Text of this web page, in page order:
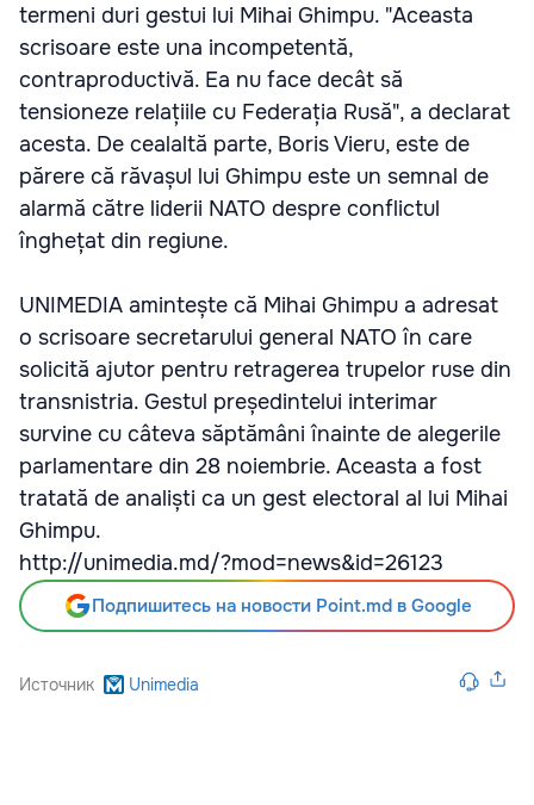
termeni duri gestui lui Mihai Ghimpu. "Aceasta
scrisoare este una incompetentă,
contraproductivă. Ea nu face decât să
tensioneze relațiile cu Federația Rusă", a declarat
acesta. De cealaltă parte, Boris Vieru, este de
părere că răvașul lui Ghimpu este un semnal de
alarmă către liderii NATO despre conflictul
înghețat din regiune.
UNIMEDIA amintește că Mihai Ghimpu a adresat
o scrisoare secretarului general NATO în care
solicită ajutor pentru retragerea trupelor ruse din
transnistria. Gestul președintelui interimar
survine cu câteva săptămâni înainte de alegerile
parlamentare din 28 noiembrie. Aceasta a fost
tratată de analiști ca un gest electoral al lui Mihai
Ghimpu.
http://unimedia.md/?mod=news&id=26123
Подпишитесь на новости Point.md в Google
Источник Unimedia